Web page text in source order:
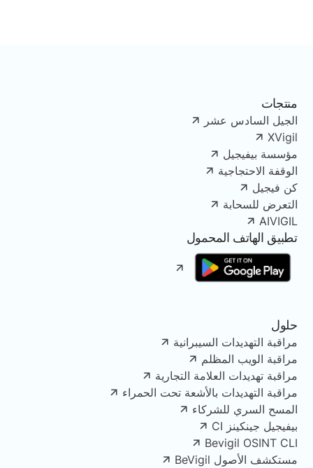
منتجات
الجيل السادس عشر
XVigil
مؤسسة بيفيجيل
الوقفة الاحتجاجية
كن فيجيل
التعرض للسحابة
AIVIGIL
تطبيق الهاتف المحمول
حلول
مراقبة التهديدات السيبرانية
مراقبة الويب المظلم
مراقبة تهديدات العلامة التجارية
مراقبة التهديدات بالأشعة تحت الحمراء
المسح السري للشركاء
بيفيجيل جينكينز CI
Bevigil OSINT CLI
مستكشف الأصول BeVigil